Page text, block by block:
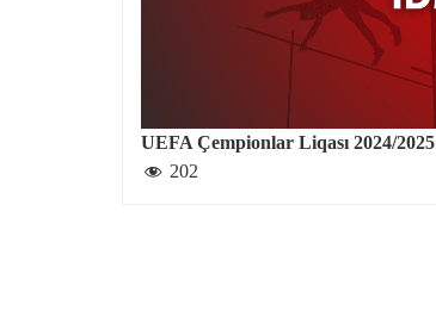
UEFA Çempionlar Liqası 2024/2025
202